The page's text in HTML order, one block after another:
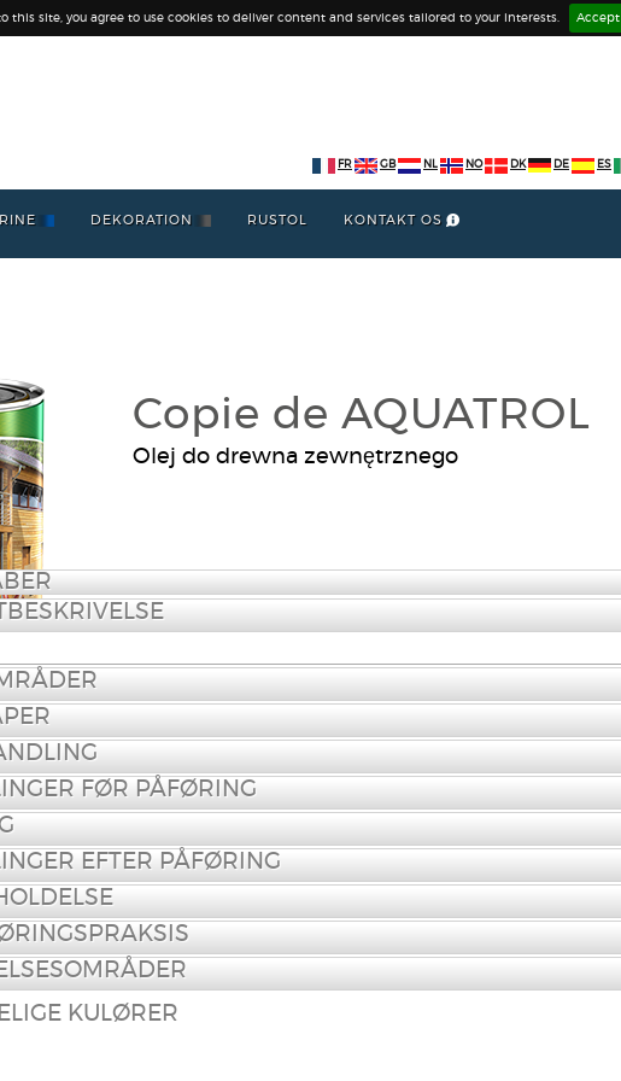
this site, you agree to use cookies to deliver content and services tailored to your interests. Accept
FR GB NL NO DK DE ES
DEKORATION RUSTOL KONTAKT OS
Copie de AQUATROL
Olej do drewna zewnętrznego
FØR PÅFØRING
EFTER PÅFØRING
KULØRER